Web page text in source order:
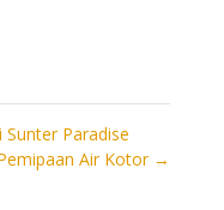
Paradise
Air Kotor →